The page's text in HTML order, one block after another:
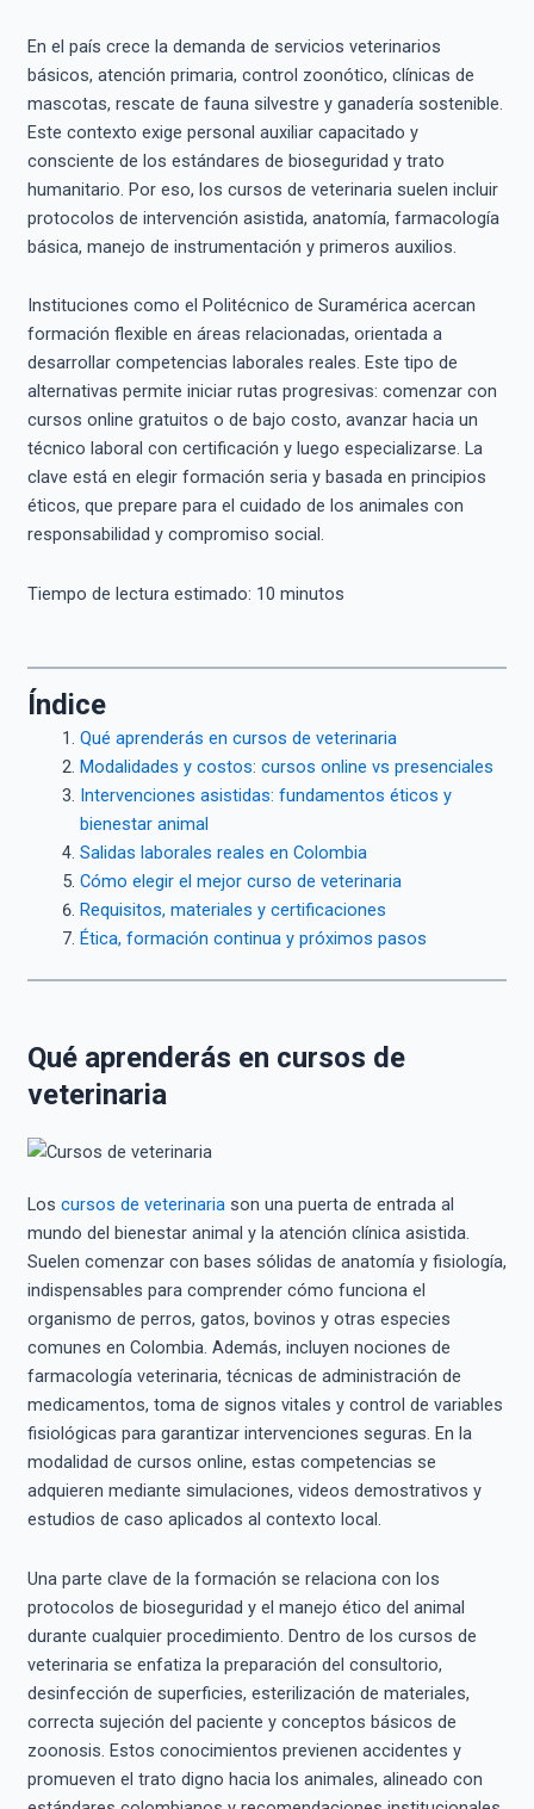
En el país crece la demanda de servicios veterinarios
básicos, atención primaria, control zoonótico, clínicas de
mascotas, rescate de fauna silvestre y ganadería sostenible.
Este contexto exige personal auxiliar capacitado y
consciente de los estándares de bioseguridad y trato
humanitario. Por eso, los cursos de veterinaria suelen incluir
protocolos de intervención asistida, anatomía, farmacología
básica, manejo de instrumentación y primeros auxilios.
Instituciones como el Politécnico de Suramérica acercan
formación flexible en áreas relacionadas, orientada a
desarrollar competencias laborales reales. Este tipo de
alternativas permite iniciar rutas progresivas: comenzar con
cursos online gratuitos o de bajo costo, avanzar hacia un
técnico laboral con certificación y luego especializarse. La
clave está en elegir formación seria y basada en principios
éticos, que prepare para el cuidado de los animales con
responsabilidad y compromiso social.
Tiempo de lectura estimado: 10 minutos
Índice
Qué aprenderás en cursos de veterinaria
Modalidades y costos: cursos online vs presenciales
Intervenciones asistidas: fundamentos éticos y
bienestar animal
Salidas laborales reales en Colombia
Cómo elegir el mejor curso de veterinaria
Requisitos, materiales y certificaciones
Ética, formación continua y próximos pasos
Qué aprenderás en cursos de
veterinaria
Los cursos de veterinariason una puerta de entrada al
mundo del bienestar animal y la atención clínica asistida.
Suelen comenzar con bases sólidas de anatomía y fisiología,
indispensables para comprender cómo funciona el
organismo de perros, gatos, bovinos y otras especies
comunes en Colombia. Además, incluyen nociones de
farmacología veterinaria, técnicas de administración de
medicamentos, toma de signos vitales y control de variables
fisiológicas para garantizar intervenciones seguras. En la
modalidad de cursos online, estas competencias se
adquieren mediante simulaciones, videos demostrativos y
estudios de caso aplicados al contexto local.
Una parte clave de la formación se relaciona con los
protocolos de bioseguridad y el manejo ético del animal
durante cualquier procedimiento. Dentro de los cursos de
veterinaria se enfatiza la preparación del consultorio,
desinfección de superficies, esterilización de materiales,
correcta sujeción del paciente y conceptos básicos de
zoonosis. Estos conocimientos previenen accidentes y
promueven el trato digno hacia los animales, alineado con